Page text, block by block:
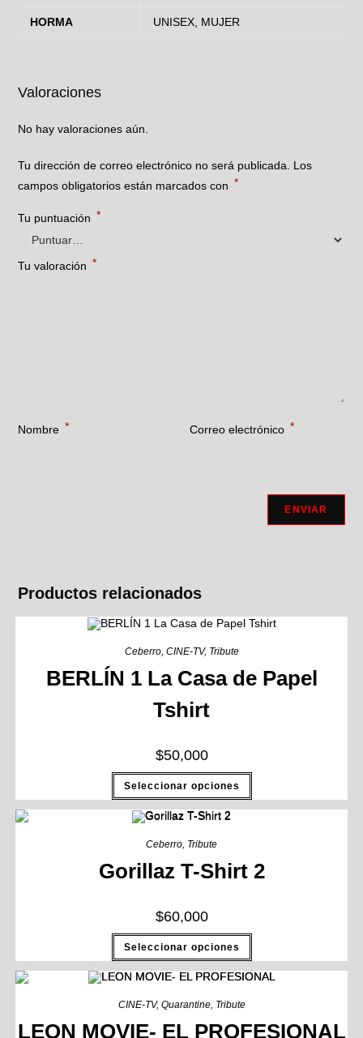
HORMA UNISEX, MUJER
Valoraciones
No hay valoraciones aún.
Tu dirección de correo electrónico no será publicada. Los
campos obligatorios están marcados con *
Tu puntuación *
Tu valoración *
Nombre * Correo electrónico *
Productos relacionados
Ceberro, CINE-TV, Tribute
BERLÍN 1 La Casa de Papel
Tshirt
$50,000
Seleccionar opciones
Ceberro Tribute
Gorillaz T-Shirt 2
$60,000
Seleccionar opciones
CINE-TV, Quarantine, Tribute
LEON MOVIE- EL PROFESIONAL